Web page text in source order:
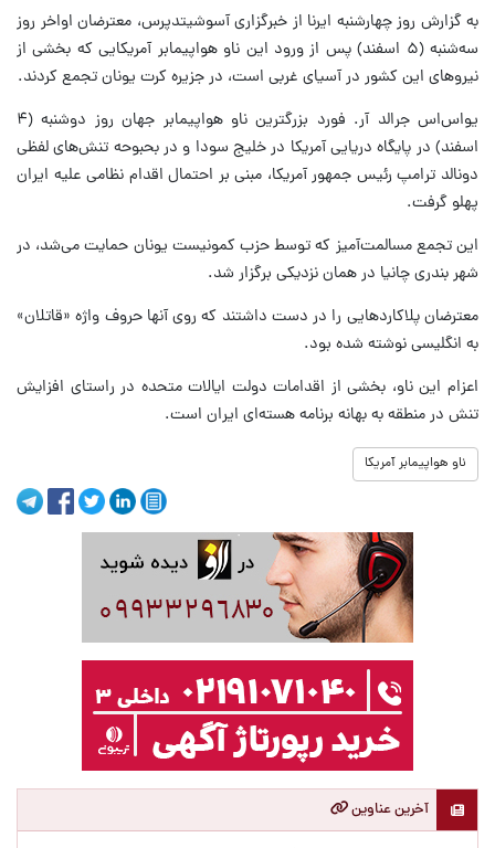
به گزارش روز چهارشنبه ایرنا از خبرگزاری آسوشیتدپرس، معترضان اواخر روز
سه‌شنبه (۵ اسفند) پس از ورود این ناو هواپیمابر آمریکایی که بخشی از
نیروهای این کشور در آسیای غربی است، در جزیره کرت یونان تجمع کردند.
یواس‌اس جرالد آر. فورد بزرگترین ناو هواپیمابر جهان روز دوشنبه (۴
اسفند) در پایگاه دریایی آمریکا در خلیج سودا و در بحبوحه تنش‌های لفظی
دونالد ترامپ رئیس جمهور آمریکا، مبنی بر احتمال اقدام نظامی علیه ایران
پهلو گرفت.
این تجمع مسالمت‌آمیز که توسط حزب کمونیست یونان حمایت می‌شد، در
شهر بندری چانیا در همان نزدیکی برگزار شد.
معترضان پلاکاردهایی را در دست داشتند که روی آنها حروف واژه «قاتلان»
به انگلیسی نوشته شده بود.
اعزام این ناو، بخشی از اقدامات دولت ایالات متحده در راستای افزایش
تنش در منطقه به بهانه برنامه هسته‌ای ایران است.
ناو هواپیمابر آمریکا
آخرین عناوین